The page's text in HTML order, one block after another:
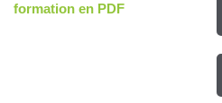
formation en PDF